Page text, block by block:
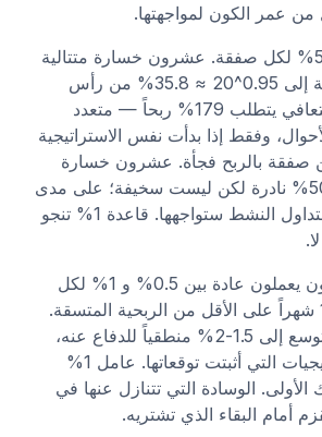
من عمر الكون لمواجهتها.
قارن هذا بمخاطرة 5% لكل صفقة. عشرون خسارة متتالية
تخفض حقوق الملكية إلى 0.95^20 ≈ 35.8% من رأس
المال البدائي. هذا التعافي يتطلب 179% ربحاً — متعدد
وفقط إذا بدأت نفس الاستراتيجية
بالربح فجأة. عشرون خسارة
متتالية بمعدل ربح 50% نادرة لكن ليست سخيفة؛ على مدى
خمس سنوات من التداول النشط ستواجهها. قاعدة 1% تنجو
المتداولون المحترفون يعملون عادة بين 0.5% و 1% لكل
صفقة حتى يثبتوا 12 شهراً على الأقل من الربحية المتسقة.
عندها فقط يصبح التوسع إلى 1.5-2% منطقياً للدفاع عنه،
وفقط على الاستراتيجيات التي أثبتت توقعاتها. عامل 1%
الوسادة التي تتنازل عنها في
أمام البقاء الذي تشتريه.